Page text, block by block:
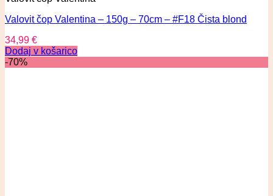
Valovit čop Valentina – 150g – 70cm – #F18 Čista blond
34,99 €
Dodaj v košarico
-70%